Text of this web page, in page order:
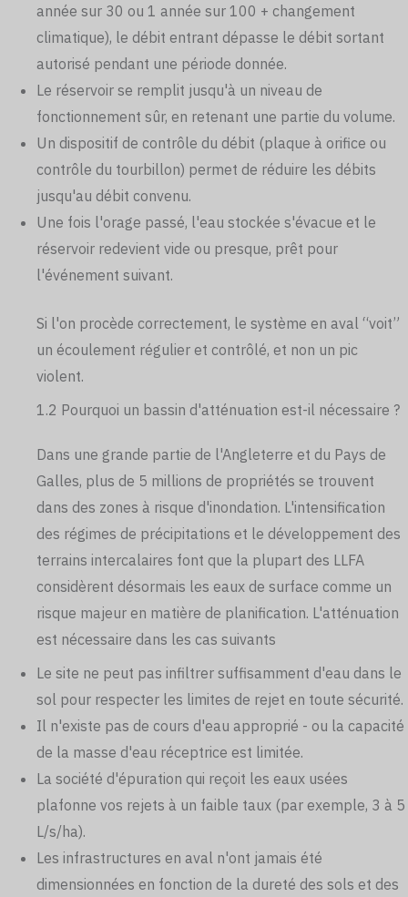
année sur 30 ou 1 année sur 100 + changement
climatique), le débit entrant dépasse le débit sortant
autorisé pendant une période donnée.
Le réservoir se remplit jusqu'à un niveau de
fonctionnement sûr, en retenant une partie du volume.
Un dispositif de contrôle du débit (plaque à orifice ou
contrôle du tourbillon) permet de réduire les débits
jusqu'au débit convenu.
Une fois l'orage passé, l'eau stockée s'évacue et le
réservoir redevient vide ou presque, prêt pour
l'événement suivant.
Si l'on procède correctement, le système en aval “voit”
un écoulement régulier et contrôlé, et non un pic
violent.
1.2 Pourquoi un bassin d'atténuation est-il nécessaire ?
Dans une grande partie de l'Angleterre et du Pays de
Galles, plus de 5 millions de propriétés se trouvent
dans des zones à risque d'inondation. L'intensification
des régimes de précipitations et le développement des
terrains intercalaires font que la plupart des LLFA
considèrent désormais les eaux de surface comme un
risque majeur en matière de planification. L'atténuation
est nécessaire dans les cas suivants
Le site ne peut pas infiltrer suffisamment d'eau dans le
sol pour respecter les limites de rejet en toute sécurité.
Il n'existe pas de cours d'eau approprié - ou la capacité
de la masse d'eau réceptrice est limitée.
La société d'épuration qui reçoit les eaux usées
plafonne vos rejets à un faible taux (par exemple, 3 à 5
L/s/ha).
Les infrastructures en aval n'ont jamais été
dimensionnées en fonction de la dureté des sols et des